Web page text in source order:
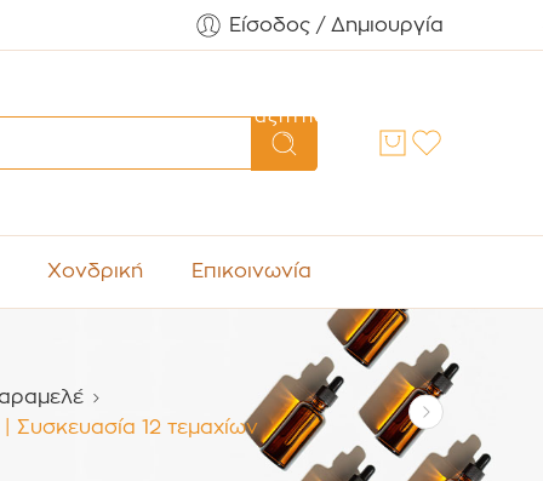
Είσοδος / Δημιουργία
Αναζήτηση
Χονδρική Επικοινωνία
Συσκευασία 12 τεμαχίων